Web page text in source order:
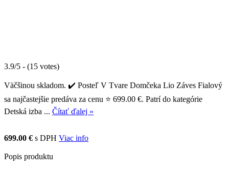
3.9/5 - (15 votes)
Väčšinou skladom. ✔️ Posteľ V Tvare Domčeka Lio Záves Fialový
sa najčastejšie predáva za cenu ⭐ 699.00 €. Patrí do kategórie
Detská izba ... Čítať ďalej »
699.00 € s DPH Viac info
Popis produktu